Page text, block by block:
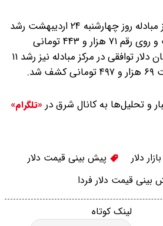
قیمت اسکناس دلار مرکز مبادله روز چهارشنبه ۲۴ اردیبهشت رشد
محدود ۱۱ تومانی داشت و روی رقم ۷۱ هزار و ۴۴۳ تومانی
ایستاد. حواله دلار یا همان دلار توافقی در مرکز مبادله نیز رشد ۱۱
و تحلیل‌ها به کانال شرق در «تلگرام»
بازار دلار
پیش بینی قیمت دلار
بینی قیمت دلار فردا
لینک کوتاه